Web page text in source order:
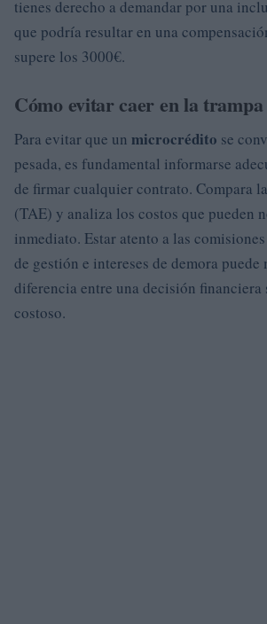
tienes derecho a demandar por una
que podría resultar en una
supere los 3000€.
Cómo evitar caer en la trampa
Para evitar que un microcrédito se
pesada, es fundamental informarse
de firmar cualquier contrato. Compara
(TAE) y analiza los costos que pueden
inmediato. Estar atento a las
de gestión e intereses de demora puede
diferencia entre una decisión financiera
costoso.